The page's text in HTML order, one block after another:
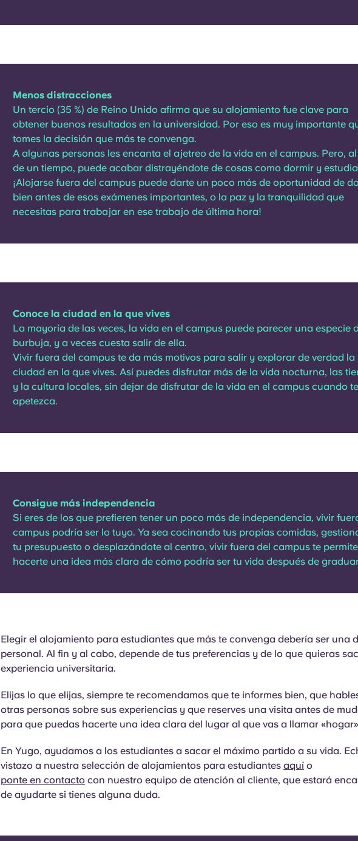
Menos distracciones
Un tercio (35 %) de Reino Unido afirma que su alojamiento fue clave para
obtener buenos resultados en la universidad. Por eso es muy importante
tomes la decisión que más te convenga.
A algunas personas les encanta el ajetreo de la vida en el campus. Pero,
de un tiempo, puede acabar distrayéndote de cosas como dormir y
¡Alojarse fuera del campus puede darte un poco más de oportunidad de
bien antes de esos exámenes importantes, o la paz y la tranquilidad que
necesitas para trabajar en ese trabajo de última hora!
Conoce la ciudad en la que vives
La mayoría de las veces, la vida en el campus puede parecer una especie
burbuja, y a veces cuesta salir de ella.
Vivir fuera del campus te da más motivos para salir y explorar de verdad la
ciudad en la que vives. Así puedes disfrutar más de la vida nocturna, las
y la cultura locales, sin dejar de disfrutar de la vida en el campus cuando te
apetezca.
Consigue más independencia
Si eres de los que prefieren tener un poco más de independencia, vivir
campus podría ser lo tuyo. Ya sea cocinando tus propias comidas,
tu presupuesto o desplazándote al centro, vivir fuera del campus te permite
hacerte una idea más clara de cómo podría ser tu vida después de
Elegir el alojamiento para estudiantes que más te convenga debería ser una
personal. Al fin y al cabo, depende de tus preferencias y de lo que quieras
experiencia universitaria.
Elijas lo que elijas, siempre te recomendamos que te informes bien, que
otras personas sobre sus experiencias y que reserves una visita antes de
para que puedas hacerte una idea clara del lugar al que vas a llamar
En Yugo, ayudamos a los estudiantes a sacar el máximo partido a su vida.
vistazo a nuestra selección de alojamientos para estudiantes aquí o
ponte en contacto con nuestro equipo de atención al cliente, que estará
de ayudarte si tienes alguna duda.